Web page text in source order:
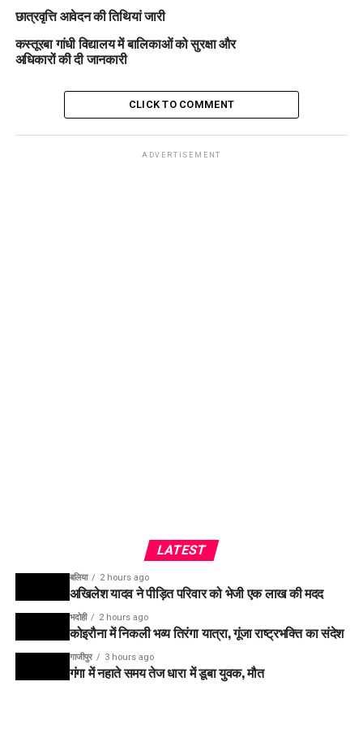
छात्रवृत्ति आवेदन की तिथियां जारी
कस्तूरबा गांधी विद्यालय में बालिकाओं को सुरक्षा और
अधिकारों की दी जानकारी
CLICK TO COMMENT
ADVERTISEMENT
LATEST
बलिया 2 hours ago
अखिलेश यादव ने पीड़ित परिवार को भेजी एक लाख की मदद
भदोही 2 hours ago
कोइरौना में निकली भव्य तिरंगा यात्रा, गूंजा राष्ट्रभक्ति का संदेश
गाजीपुर 3 hours ago
गंगा में नहाते समय तेज धारा में डूबा युवक, मौत